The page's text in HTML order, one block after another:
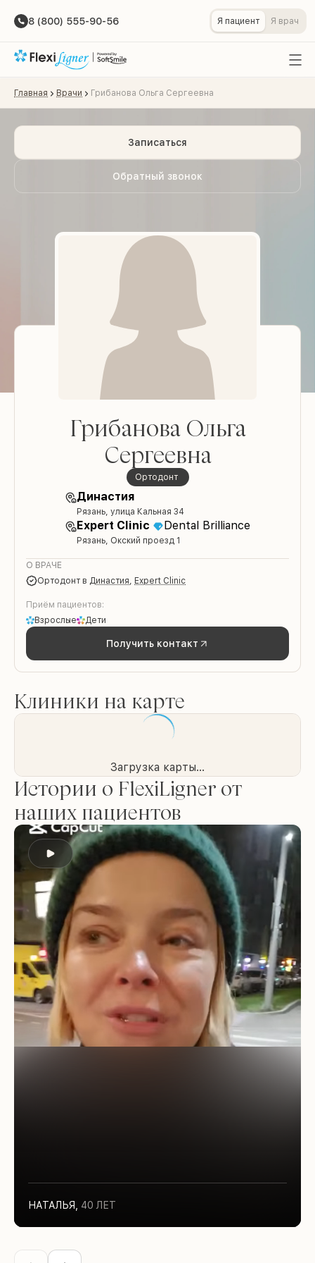
8 (800) 555-90-56 Я пациент Я врач
Главная Врачи Грибанова Ольга Сергеевна
Обратный звонок
Записаться
Грибанова Ольга
Сергеевна
Ортодонт
Династия
Рязань, улица Кальная 34
Expert Clinic Dental Brilliance
Рязань, Окский проезд 1
О ВРАЧЕ
Ортодонт в Династия, Expert Clinic
Приём пациентов:
Взрослые
Дети
Получить контакт
Клиники на карте
Загрузка карты...
Истории о FlexiLigner от
наших пациентов
НАТАЛЬЯ 40 ЛЕТ